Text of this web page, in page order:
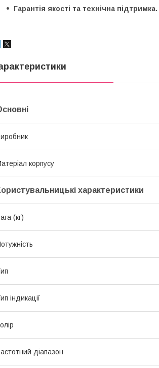
Гарантія якості та технічна підтримка.
корпусу
характеристики
(кг)
індикації
діапазон